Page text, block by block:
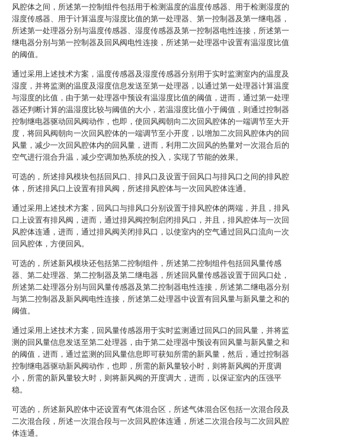
风腔体之间，所述第一控制组件包括用于检测温度的温度传感器、用于检测湿度的
湿度传感器、用于计算温度与湿度比值的第一处理器、第一控制器及第一继电器，
所述第一处理器分别与温度传感器、湿度传感器及第一控制器电性连接，所述第一
继电器分别与第一控制器及回风阀电性连接，所述第一处理器中设置有温湿度比值
的阈值。
通过采用上述技术方案，温度传感器及湿度传感器分别用于实时监测室内的温度及
湿度，并将监测的温度及湿度信息发送至第一处理器，以通过第一处理器计算温度
与湿度的比值，由于第一处理器中预设有温湿度比值的阈值，进而，通过第一处理
器还判断计算的温湿度比较与阈值的大小，若温湿度比值小于阈值，则通过控制器
控制继电器驱动回风阀动作，也即，使回风阀朝向二次回风腔体的一端调节至大开
度，将回风阀朝向一次回风腔体的一端调节至小开度，以增加二次回风腔体内的回
风量，减少一次回风腔体内的回风量，进而，利用二次回风的热量对一次混合后的
空气进行混合升温，减少空调加热系统的投入，实现了节能的效果。
可选的，所述排风模块包括回风口、排风口及设置于回风口与排风口之间的排风腔
体，所述排风口上设置有排风阀，所述排风腔体与一次回风腔体连通。
通过采用上述技术方案，回风口与排风口分别设置于排风腔体的两端，并且，排风
口上设置有排风阀，进而，通过排风阀控制启闭排风口，并且，排风腔体与一次回
风腔体连通，进而，通过排风阀关闭排风口，以使室内的空气通过回风口流向一次
回风腔体，方便回风。
可选的，所述新风模块还包括第二控制组件，所述第二控制组件包括回风量传感
器、第二处理器、第二控制器及第二继电器，所述回风量传感器设置于回风口处，
所述第二处理器分别与回风量传感器及第二控制器电性连接，所述第二继电器分别
与第二控制器及新风阀电性连接，所述第二处理器中设置有回风量与新风量之和的
阈值。
通过采用上述技术方案，回风量传感器用于实时监测通过回风口的回风量，并将监
测的回风量信息发送至第二处理器，由于第二处理器中预设有回风量与新风量之和
的阈值，进而，通过监测的回风量信息即可获知所需的新风量，然后，通过控制器
控制继电器驱动新风阀动作，也即，所需的新风量较小时，则将新风阀的开度调
小，所需的新风量较大时，则将新风阀的开度调大，进而，以保证室内的压强平
稳。
可选的，所述新风腔体中还设置有气体混合区，所述气体混合区包括一次混合段及
二次混合段，所述一次混合段与一次回风腔体连通，所述二次混合段与二次回风腔
体连通。